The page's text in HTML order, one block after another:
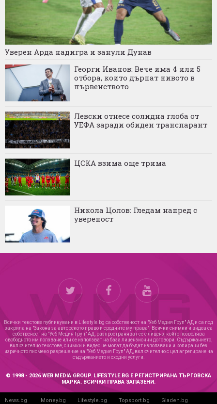
Уверен Арда надигра и занули Дунав
Георги Иванов: Вече има 4 или 5
отбора, които дърпат нивото в
първенството
Левски отнесе солидна глоба от
УЕФА заради обиден транспарант
ЦСКА взима още трима
Никола Цолов: Гледам напред с
увереност
Всички текстове публикувани в Lifestyle.bg са собственост на "Уеб Медия Груп" АД и са под
закрила на "Закона за авторското право и сродните му права". Всички снимки и видеа са
собственост на "Уеб Медия Груп" АД, разпространяват се с лиценз, който позволява
свободното им ползване или се използват на база лицензионни договори. Съдържанието,
включително текстове, снимки и видео не могат да бъдат използвани и копирани без
изричното писмено разрешение на "Уеб Медия Груп" АД, включително с цел агрегиране на
съдържанието и сходни услуги.
© 1998 - 2026 WEB MEDIA GROUP. LIFESTYLE.BG Е РЕГИСТРИРАНА ТЪРГОВСКА
МАРКА. ВСИЧКИ ПРАВА ЗАПАЗЕНИ.
News.bg Money.bg Lifestyle.bg Topsport.bg Gladen.bg